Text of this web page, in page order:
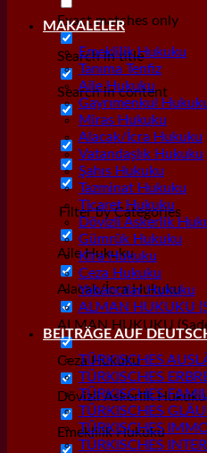
Exact matches only
Search in title
Search in content
Filter by Categories
Aile Hukuku
Alacak/İcra Hukuku
ALMAN HUKUKU
Ceza Hukuku
Dövizli Askerlik Hukuku
Emeklilik Hukuku
MAKALELER
Emeklilik Hukuku
Tanıma Tenfiz
Aile Hukuku
Gayrımenkul
Miras Hukuku
Alacak/İcra Hukuku
Vatandaşlık Hukuku
Şahıs Hukuku
Tazminat Hukuku
Ticaret Hukuku
Dövizli Askerlik
Gümrük Hukuku
Kira Hukuku
Ceza Hukuku
Yabancılar Hukuku
ALMAN HUKUKU
BEITRÄGE AUF
TÜRKISCHES
TÜRKISCHES
TÜRKISCHES
TÜRKISCHES
TÜRKISCHES
TÜRKISCHES